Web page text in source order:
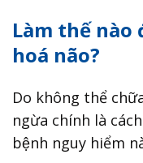
Làm thế
hoá não?
Do không thể
ngừa chính là
bệnh nguy hiểm